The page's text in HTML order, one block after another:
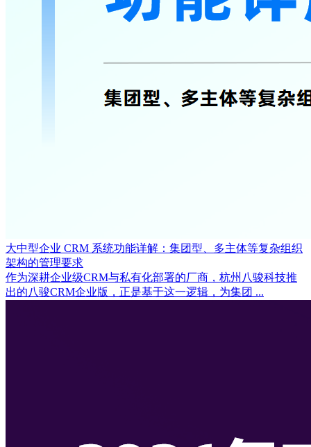
大中型企业 CRM 系统功能详解：集团型、多主体等复杂组织
架构的管理要求
作为深耕企业级CRM与私有化部署的厂商，杭州八骏科技推
出的八骏CRM企业版，正是基于这一逻辑，为集团 ...